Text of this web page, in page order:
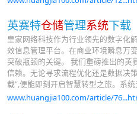
英赛特仓储管理系统下载
皇家网络科技作为行业领先的数字化
效信息管理平台。在商业环境瞬息万
突破瓶颈的关键。 我们重磅推出的英
信赖。无论寻求流程优化还是数据决
载”,便能即刻开启智慧转型之旅。系统
www.huangjia100.com/article/